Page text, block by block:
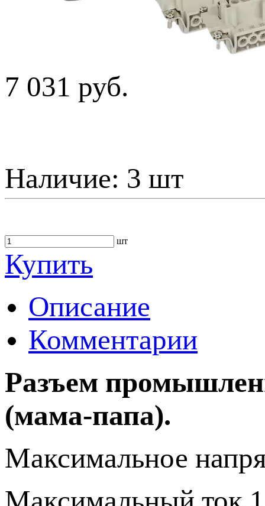
7 031 руб.
Наличие: 3 шт
шт
Купить
Описание
Комментарии
Разъем
(мама-папа).
Максимальное